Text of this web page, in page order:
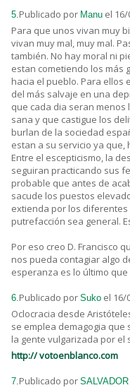
5.Publicado por Manu el 16/
Para que unos vivan muy
vivan muy mal, muy mal.
también. No hay moral ni
estan cometiendo los más
hacia el pueblo. Para ellos
del más salvaje en una
que cada dia seran
sana y que castigue los
burlan de la sociedad
estan a su servicio ya
Entre el escepticismo, la
seguiran practicando sus
probable que antes de
sacude los puestos
extienda por los
putrefacción sea general.
Por eso creo D. Francisco
nos pueda contagiar algo
esperanza es lo último
6.Publicado por Suko el 16/
Oclocracia desde
se emplea demagogia
la gente vulgarizada por el
http:// votoenblanco.com
7.Publicado por SALVADOR